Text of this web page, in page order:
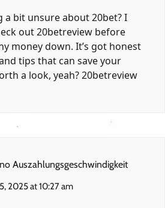
a bit unsure about 20bet? I
out 20betreview before
money down. It’s got honest
tips that can save your
a look, yeah?20betreview
Auszahlungsgeschwindigkeit
2025 at 10:27 am